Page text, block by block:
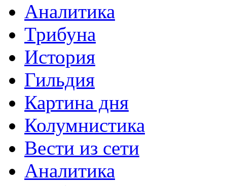
Аналитика
Трибуна
История
Гильдия
Картина дня
Колумнистика
Вести из сети
Аналитика